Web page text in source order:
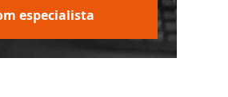
especialista